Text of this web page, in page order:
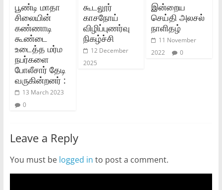
பூண்டி மாதா
சிலையின்
கண்ணாடி
கூண்டை
உடைத்த மர்ம
நபர்களை
போலீசார் தேடி
வருகின்றனர் :
13 March 2023
0
கூடலூர்
காசநோய்
விழிப்புணர்வு
நிகழ்ச்சி
12 December
2025
இன்றைய
செய்தி அலசல்
நாளிதழ்
11 November
2022
0
Leave a Reply
You must be logged in to post a comment.